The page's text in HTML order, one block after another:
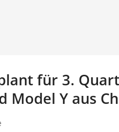
für 3.
Model Y aus